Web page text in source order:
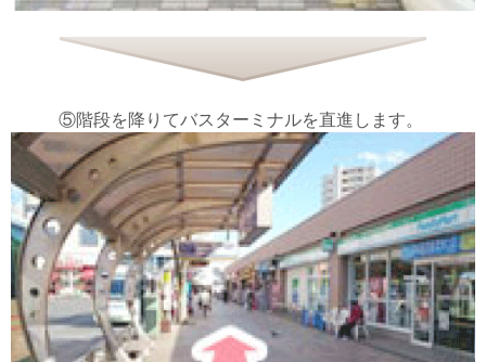
⑤階段を降りてバスターミナルを直進します。